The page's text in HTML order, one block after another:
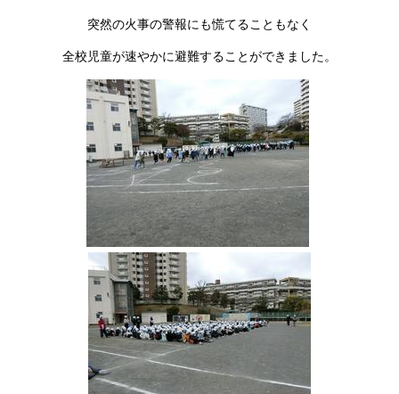
突然の火事の警報にも慌てることもなく
全校児童が速やかに避難することができました。